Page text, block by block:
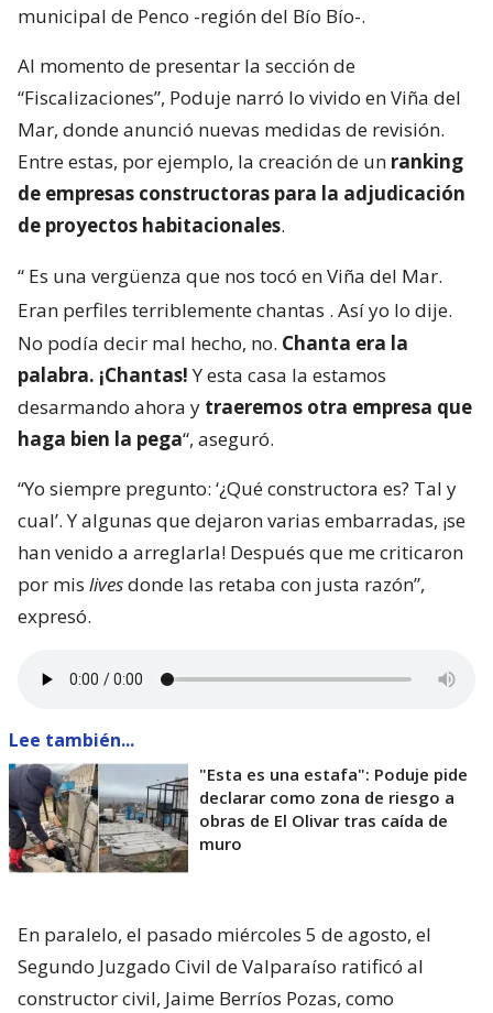
municipal de Penco -región del Bío Bío-.
Al momento de presentar la sección de
“Fiscalizaciones”, Poduje narró lo vivido en Viña del
Mar, donde anunció nuevas medidas de revisión.
Entre estas, por ejemplo, la creación de un ranking
de empresas constructoras para la adjudicación
de proyectos habitacionales.
“ Es una vergüenza que nos tocó en Viña del Mar.
Eran perfiles terriblemente chantas . Así yo lo dije.
No podía decir mal hecho, no. Chanta era la
palabra. ¡Chantas!Y esta casa la estamos
desarmando ahora y traeremos otra empresa que
haga bien la pega“, aseguró.
“Yo siempre pregunto: ‘¿Qué constructora es? Tal y
cual’. Y algunas que dejaron varias embarradas, ¡se
han venido a arreglarla! Después que me criticaron
por mis livesdonde las retaba con justa razón”,
expresó.
Lee también...
"Esta es una estafa": Poduje pide
declarar como zona de riesgo a
obras de El Olivar tras caída de
muro
En paralelo, el pasado miércoles 5 de agosto, el
Segundo Juzgado Civil de Valparaíso ratificó al
constructor civil, Jaime Berríos Pozas, como